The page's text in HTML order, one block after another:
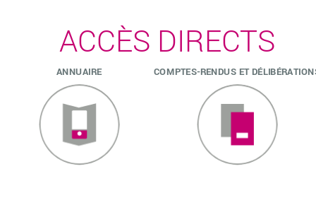
ACCÈS DIRECTS
ANNUAIRE COMPTES-RENDUS ET